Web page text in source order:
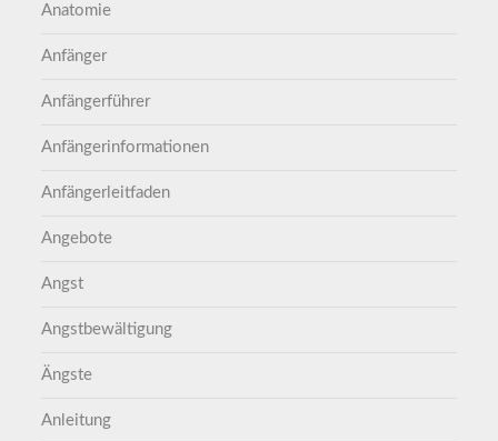
Anatomie
Anfänger
Anfängerführer
Anfängerinformationen
Anfängerleitfaden
Angebote
Angst
Angstbewältigung
Ängste
Anleitung